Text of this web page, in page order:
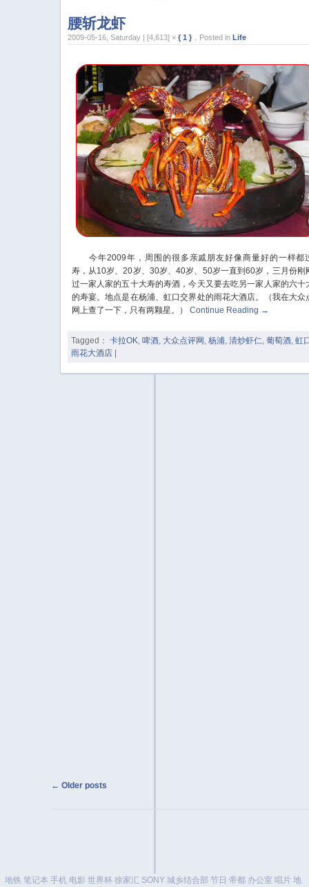
腰斩龙虾
2009-05-16, Saturday | [4,613] ×{ 1 } ，Posted inLife
今年2009年，周围的很多亲戚朋友好像商量好的一样都
寿，从10岁、20岁、30岁、40岁、50岁一直到60岁，三月份刚
过一家人家的五十大寿的寿酒，今天又要去吃另一家人家的六十
的寿宴。地点是在杨浦、虹口交界处的雨花大酒店。（我在大众
网上查了一下，只有两颗星。）
Continue Reading →
Tagged： 卡拉OK,啤酒, 大众点评网,杨浦,清炒虾仁,葡萄酒,虹
雨花大酒店 |
Post navigation
← Older posts
地铁 笔记本 手机 电影 世界杯 徐家汇 SONY 城乡结合部 节日 帝都 办公室 唱片 地